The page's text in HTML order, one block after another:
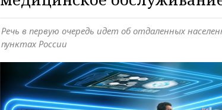
Речь в первую очередь идет об отдаленных
пунктах России